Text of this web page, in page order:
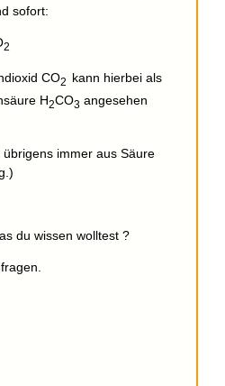
sofort:
2
CO2 kann hierbei als
H2CO3 angesehen
immer aus Säure
du wissen wolltest ?